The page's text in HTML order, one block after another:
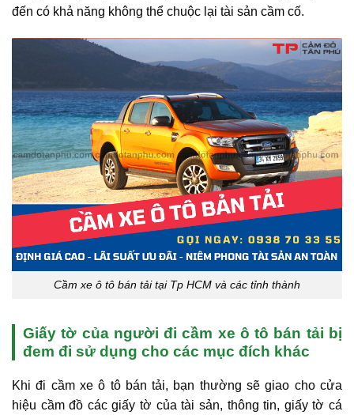
đến có khả năng không thể chuộc lại tài sản cầm cố.
Cầm xe ô tô bán tải tại Tp HCM và các tỉnh thành
Giấy tờ của người đi cầm xe ô tô bán tải bị
đem đi sử dụng cho các mục đích khác
Khi đi cầm xe ô tô bán tải, bạn thường sẽ giao cho cửa
hiệu cầm đồ các giấy tờ của tài sản, thông tin, giấy tờ cá